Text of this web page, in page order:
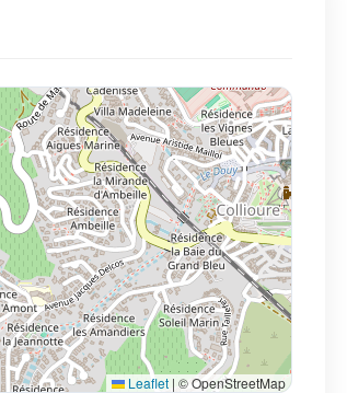
Leaflet | © OpenStreetMap